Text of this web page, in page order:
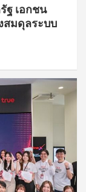
ฐ เอกชน
สมดุลระบบ